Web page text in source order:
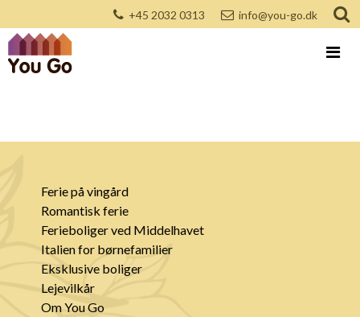
+45 2032 0313 info@you-go.dk
Ferie på vingård
Romantisk ferie
Ferieboliger ved Middelhavet
Italien for børnefamilier
Eksklusive boliger
Lejevilkår
Om You Go